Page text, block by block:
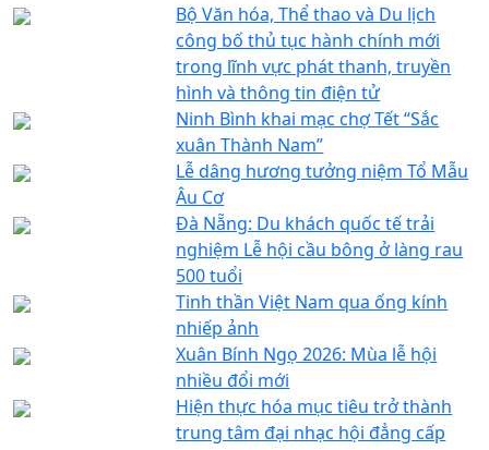
Bộ Văn hóa, Thể thao và Du lịch
công bố thủ tục hành chính mới
trong lĩnh vực phát thanh, truyền
hình và thông tin điện tử
Ninh Bình khai mạc chợ Tết “Sắc
xuân Thành Nam”
Lễ dâng hương tưởng niệm Tổ Mẫu
Âu Cơ
Đà Nẵng: Du khách quốc tế trải
nghiệm Lễ hội cầu bông ở làng rau
500 tuổi
Tinh thần Việt Nam qua ống kính
nhiếp ảnh
Xuân Bính Ngọ 2026: Mùa lễ hội
nhiều đổi mới
Hiện thực hóa mục tiêu trở thành
trung tâm đại nhạc hội đẳng cấp